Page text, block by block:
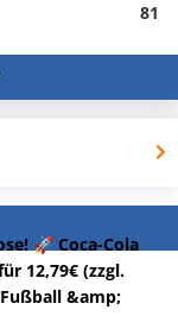
81
🚀 Coca-Cola
12,79€ (zzgl.
&amp;